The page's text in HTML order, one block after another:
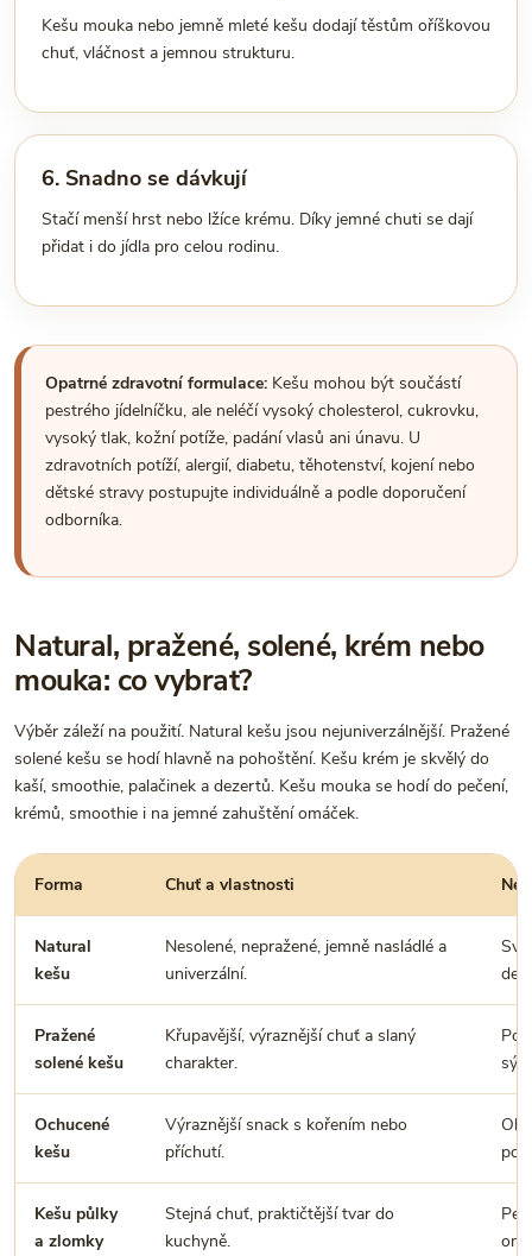
Kešu mouka nebo jemně mleté kešu dodají těstům oříškovou
chuť, vláčnost a jemnou strukturu.
6. Snadno se dávkují
Stačí menší hrst nebo lžíce krému. Díky jemné chuti se dají
přidat i do jídla pro celou rodinu.
Opatrné zdravotní formulace: Kešu mohou být součástí
pestrého jídelníčku, ale neléčí vysoký cholesterol, cukrovku,
vysoký tlak, kožní potíže, padání vlasů ani únavu. U
zdravotních potíží, alergií, diabetu, těhotenství, kojení nebo
dětské stravy postupujte individuálně a podle doporučení
odborníka.
Natural, pražené, solené, krém nebo
mouka: co vybrat?
Výběr záleží na použití. Natural kešu jsou nejuniverzálnější. Pražené
solené kešu se hodí hlavně na pohoštění. Kešu krém je skvělý do
kaší, smoothie, palačinek a dezertů. Kešu mouka se hodí do pečení,
krémů, smoothie i na jemné zahuštění omáček.
Forma Chuť a vlastnosti
Natural
kešu
Nesolené, nepražené, jemně nasládlé a
univerzální.
Pražené
solené kešu
Křupavější, výraznější chuť a slaný
charakter.
Ochucené
kešu
Výraznější snack s kořením nebo
příchutí.
Kešu půlky
a zlomky
Stejná chuť, praktičtější tvar do
kuchyně.